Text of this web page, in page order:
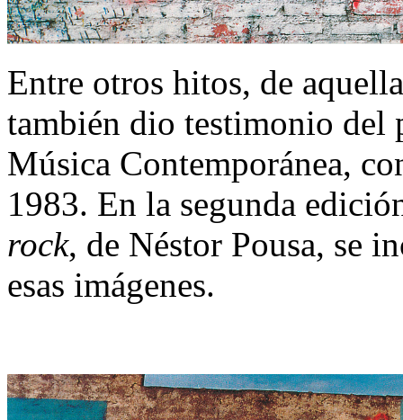
Entre otros hitos, de
también dio testimonio del
Música Contemporánea,
1983. En la segunda
rock, de Néstor Pousa, se
esas imágenes.